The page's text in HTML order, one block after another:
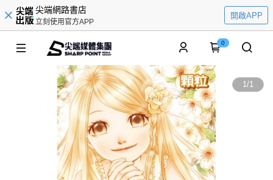
尖端網路書店
立刻使用官方APP
開啟APP
0
1/1